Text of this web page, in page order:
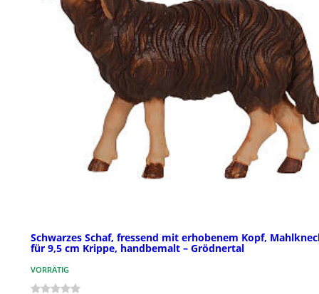
Schwarzes Schaf, fressend mit erhobenem Kopf,
für 9,5 cm Krippe, handbemalt – Grödnertal
VORRÄTIG